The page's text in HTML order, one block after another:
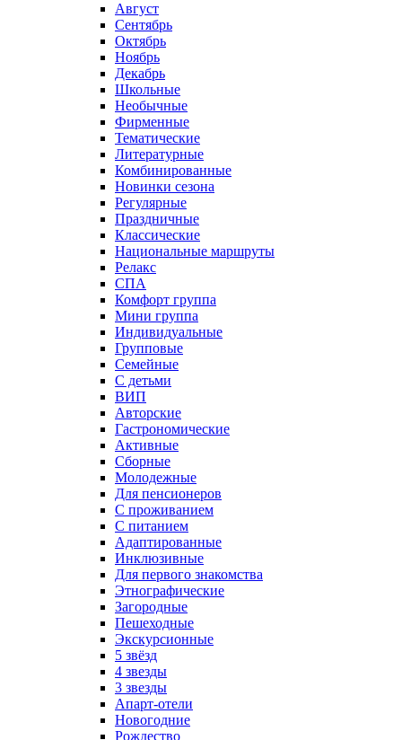
Август
Сентябрь
Октябрь
Ноябрь
Декабрь
Школьные
Необычные
Фирменные
Тематические
Литературные
Комбинированные
Новинки сезона
Регулярные
Праздничные
Классические
Национальные маршруты
Релакс
СПА
Комфорт группа
Мини группа
Индивидуальные
Групповые
Семейные
С детьми
ВИП
Авторские
Гастрономические
Активные
Сборные
Молодежные
Для пенсионеров
С проживанием
С питанием
Адаптированные
Инклюзивные
Для первого знакомства
Этнографические
Загородные
Пешеходные
Экскурсионные
5 звёзд
4 звезды
3 звезды
Апарт-отели
Новогодние
Рождество